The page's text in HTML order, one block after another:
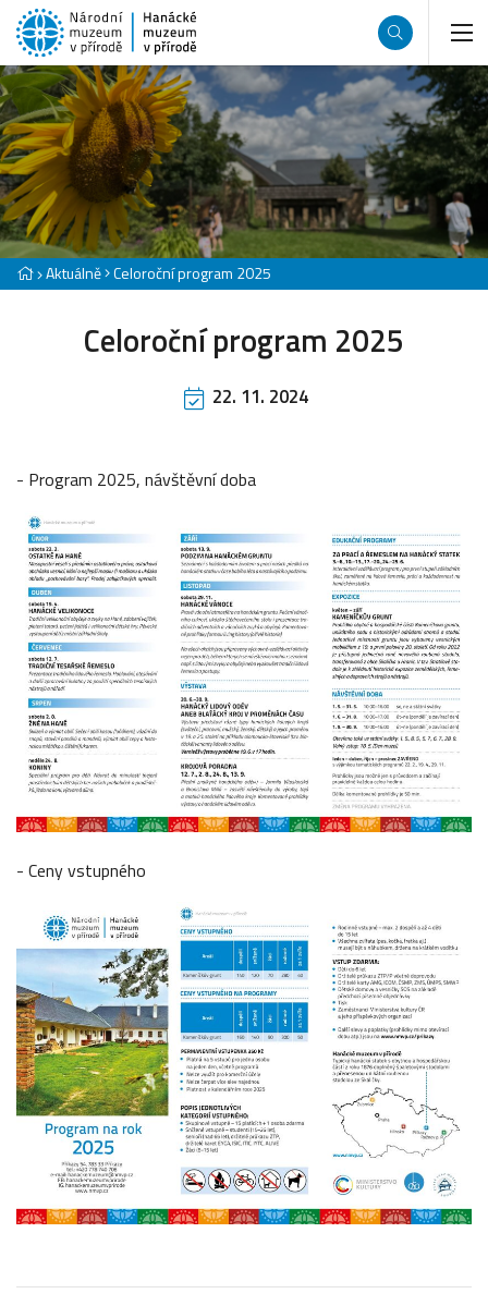
Aktuálně Celoroční program 2025
Celoroční program 2025
22. 11. 2024
- Program 2025, návštěvní doba
- Ceny vstupného